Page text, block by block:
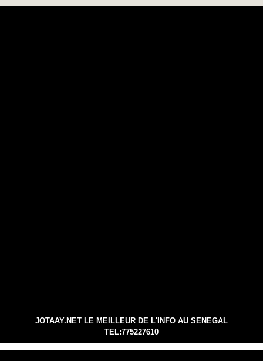
JOTAAY.NET LE MEILLEUR DE L'INFO AU SENEGAL
TEL:775227610